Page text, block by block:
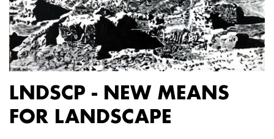
LNDSCP - NEW MEANS
FOR LANDSCAPE